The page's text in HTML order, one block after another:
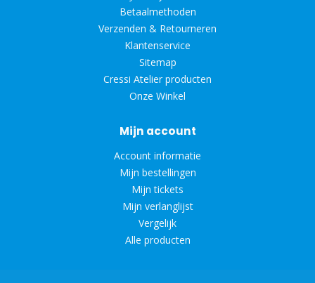
Betaalmethoden
Verzenden & Retourneren
Klantenservice
Sitemap
Cressi Atelier producten
Onze Winkel
Mijn account
Account informatie
Mijn bestellingen
Mijn tickets
Mijn verlanglijst
Vergelijk
Alle producten